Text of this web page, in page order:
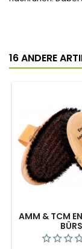
16 ANDERE
AMM & TCM